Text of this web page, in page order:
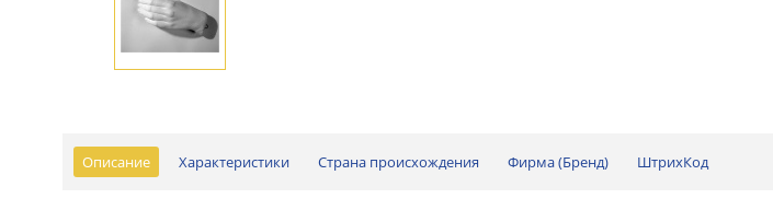
Описание Характеристики Страна происхождения Фирма (Бренд) ШтрихКод